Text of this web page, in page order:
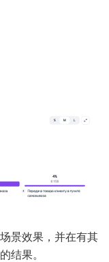
景效果，并在有其
结果。